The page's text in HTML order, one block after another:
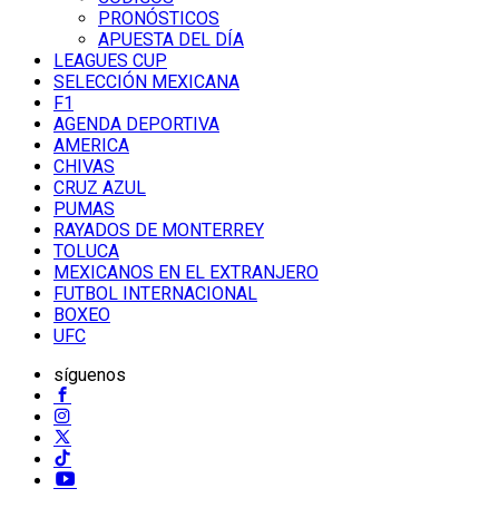
PRONÓSTICOS
APUESTA DEL DÍA
LEAGUES CUP
SELECCIÓN MEXICANA
F1
AGENDA DEPORTIVA
AMERICA
CHIVAS
CRUZ AZUL
PUMAS
RAYADOS DE MONTERREY
TOLUCA
MEXICANOS EN EL EXTRANJERO
FUTBOL INTERNACIONAL
BOXEO
UFC
síguenos